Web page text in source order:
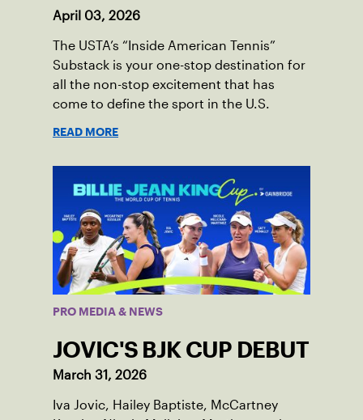
April 03, 2026
The USTA’s “Inside American Tennis”
Substack is your one-stop destination for
all the non-stop excitement that has
come to define the sport in the U.S.
READ MORE
PRO MEDIA & NEWS
JOVIC'S BJK CUP DEBUT
March 31, 2026
Iva Jovic, Hailey Baptiste, McCartney